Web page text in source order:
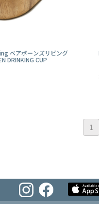
ベアボーンズリビング
DRINKING CUP
1